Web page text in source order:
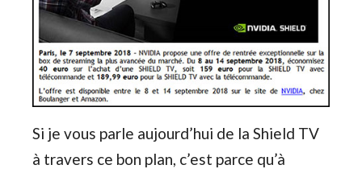
Si je vous parle aujourd’hui de la Shield TV
à travers ce bon plan, c’est parce qu’à